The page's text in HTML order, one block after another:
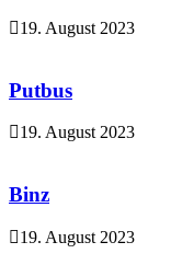
19. August 2023
Putbus
19. August 2023
Binz
19. August 2023